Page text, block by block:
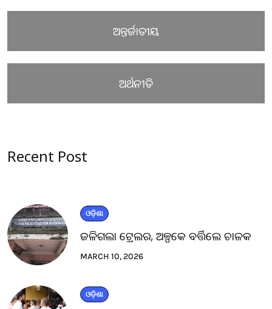
ଅନ୍ତର୍ଜାତୀୟ
ଅର୍ଥନୀତି
Recent Post
ଓଡ଼ିଶା
ଜଳିଗଲା ଟ୍ରେଲର, ଅଳ୍ପକେ ବର୍ତ୍ତିଲେ ଚାଳକ
MARCH 10, 2026
ଓଡ଼ିଶା